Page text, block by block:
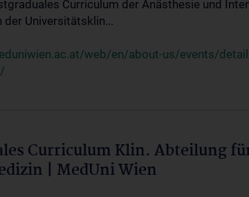
Curriculum der Anästhesie und
der Universitätsklin...
web/en/about-us/events/
Curriculum Klin. Abteilung
| MedUni Wien